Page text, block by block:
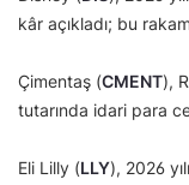
kâr açıkladı; bu
Çimentaş (CMENT),
tutarında idari para
Eli Lilly (LLY), 2026